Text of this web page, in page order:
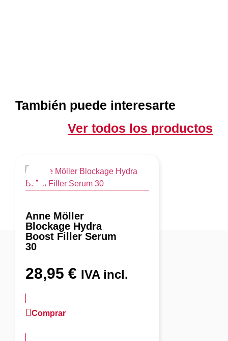
También puede interesarte
Ver todos los productos
Anne Möller
Blockage Hydra
Boost Filler Serum
30
28,95 € IVA incl.
Comprar